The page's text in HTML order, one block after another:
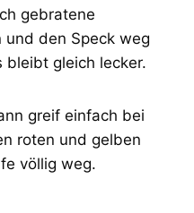
gebratene
und den Speck weg
bleibt gleich lecker.
greif einfach bei
roten und gelben
völlig weg.